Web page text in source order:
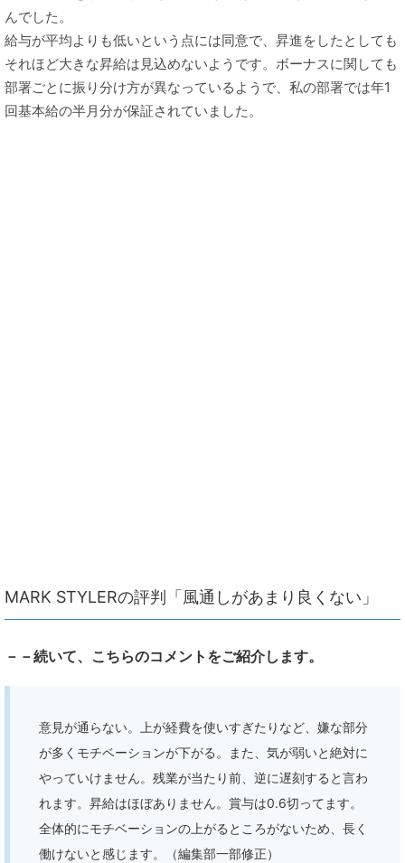
んでした。
給与が平均よりも低いという点には同意で、昇進をしたとしても
それほど大きな昇給は見込めないようです。ボーナスに関しても
部署ごとに振り分け方が異なっているようで、私の部署では年1
回基本給の半月分が保証されていました。
MARK STYLERの評判「風通しがあまり良くない」
－－続いて、こちらのコメントをご紹介します。
意見が通らない。上が経費を使いすぎたりなど、嫌な部分
が多くモチベーションが下がる。また、気が弱いと絶対に
やっていけません。残業が当たり前、逆に遅刻すると言わ
れます。昇給はほぼありません。賞与は0.6切ってます。
全体的にモチベーションの上がるところがないため、長く
働けないと感じます。（編集部一部修正）